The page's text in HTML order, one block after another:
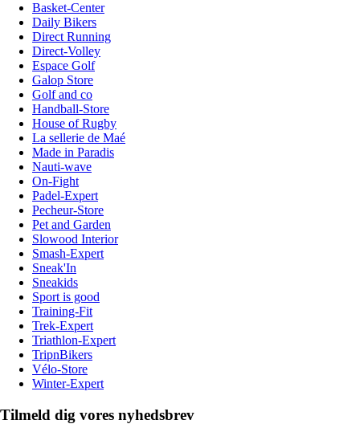
Basket-Center
Daily Bikers
Direct Running
Direct-Volley
Espace Golf
Galop Store
Golf and co
Handball-Store
House of Rugby
La sellerie de Maé
Made in Paradis
Nauti-wave
On-Fight
Padel-Expert
Pecheur-Store
Pet and Garden
Slowood Interior
Smash-Expert
Sneak'In
Sneakids
Sport is good
Training-Fit
Trek-Expert
Triathlon-Expert
TripnBikers
Vélo-Store
Winter-Expert
Tilmeld dig vores nyhedsbrev